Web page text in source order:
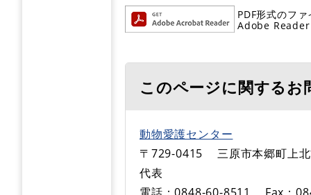
PDF形式のフ
Adobe Reader
このページに関するお
動物愛護センター
〒729-0415
三原市本郷町上
代表